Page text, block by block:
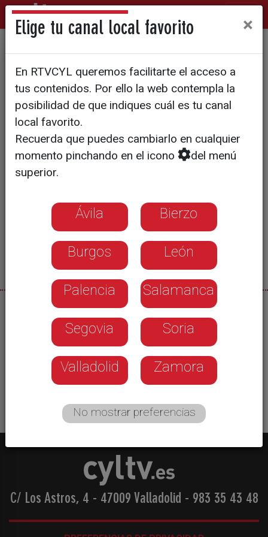
Desciende el paro en El
Bierzo
03/07/2025
El paro bajó en las oficinas del Ecyl del Bierzo y
Laciana durante junio en 320 personas. Entre
ambas comarcas aún se registran 6.211
demandas de una actividad laboral.
C/ Los Astros, 4 - 47009 Valladolid - 983 35 43 48
Elige tu canal local favorito ×
En RTVCYL queremos facilitarte el acceso a
tus contenidos. Por ello la web contempla la
posibilidad de que indiques cuál es tu canal
local favorito.
Recuerda que puedes cambiarlo en cualquier
momento pinchando en el icono
del menú
superior.
Ávila Bierzo
Burgos León
Palencia Salamanca
Segovia Soria
Valladolid Zamora
No mostrar preferencias